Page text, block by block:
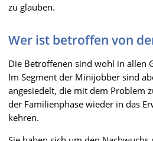
zu glauben.
Wer ist betroffen von
Die Betroffenen sind wohl in allen
Im Segment der Minijobber sind
angesiedelt, die mit dem Problem
der Familienphase wieder in das
kehren.